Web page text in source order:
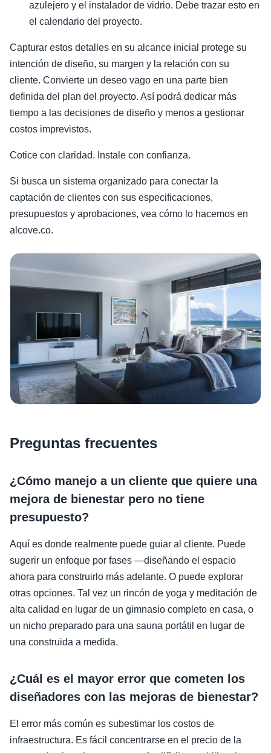
azulejero y el instalador de vidrio. Debe trazar esto en
el calendario del proyecto.
Capturar estos detalles en su alcance inicial protege su
intención de diseño, su margen y la relación con su
cliente. Convierte un deseo vago en una parte bien
definida del plan del proyecto. Así podrá dedicar más
tiempo a las decisiones de diseño y menos a gestionar
costos imprevistos.
Cotice con claridad. Instale con confianza.
Si busca un sistema organizado para conectar la
captación de clientes con sus especificaciones,
presupuestos y aprobaciones, vea cómo lo hacemos en
alcove.co.
Preguntas frecuentes
¿Cómo manejo a un cliente que quiere una
mejora de bienestar pero no tiene
presupuesto?
Aquí es donde realmente puede guiar al cliente. Puede
sugerir un enfoque por fases —diseñando el espacio
ahora para construirlo más adelante. O puede explorar
otras opciones. Tal vez un rincón de yoga y meditación de
alta calidad en lugar de un gimnasio completo en casa, o
un nicho preparado para una sauna portátil en lugar de
una construida a medida.
¿Cuál es el mayor error que cometen los
diseñadores con las mejoras de bienestar?
El error más común es subestimar los costos de
infraestructura. Es fácil concentrarse en el precio de la